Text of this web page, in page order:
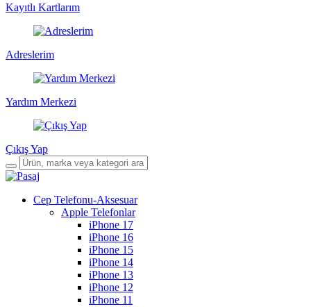
Kayıtlı Kartlarım
Adreslerim
Yardım Merkezi
Çıkış Yap
Cep Telefonu-Aksesuar
Apple Telefonlar
iPhone 17
iPhone 16
iPhone 15
iPhone 14
iPhone 13
iPhone 12
iPhone 11